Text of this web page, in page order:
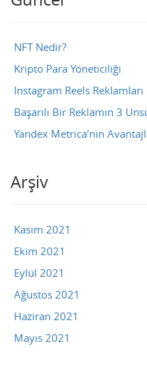
NFT Nedir?
Kripto Para Yöneticiliği
Instagram Reels Reklamları
Başarılı Bir Reklamın 3
Yandex Metrica’nın
Arşiv
Kasım 2021
Ekim 2021
Eylül 2021
Ağustos 2021
Haziran 2021
Mayıs 2021